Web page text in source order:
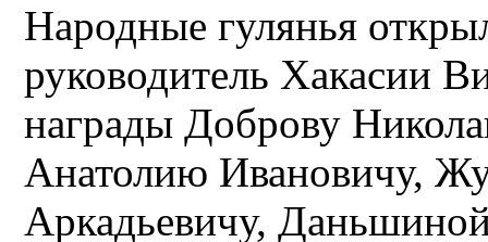
Народные гулянья
руководитель Хакасии
награды Доброву
Анатолию Ивановичу,
Аркадьевичу,